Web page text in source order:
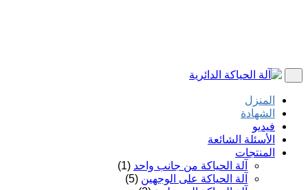
المنزل
الشهادة
فيديو
الأسئلة الشائعة
المنتجات
آلة الحياكة من جانب واحد (1)
آلة الحياكة على الوجهين (5)